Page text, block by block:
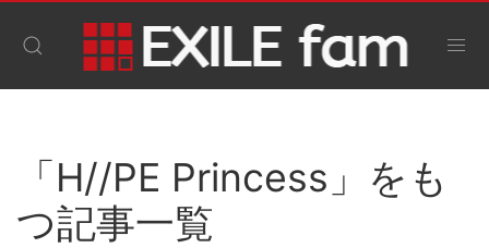
「H//PE Princess」をも
つ記事一覧